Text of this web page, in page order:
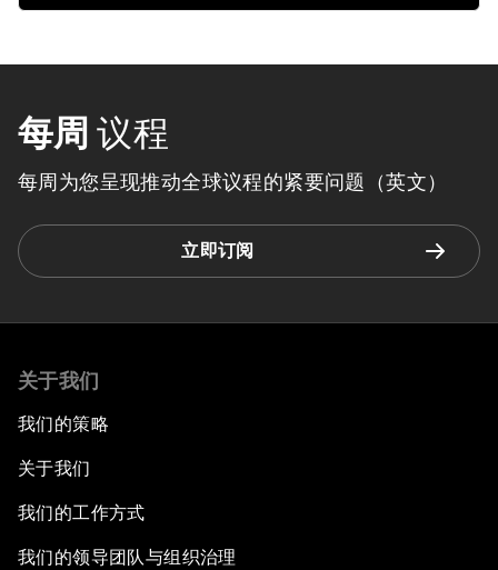
每周 议程
每周为您呈现推动全球议程的紧要问题（英文）
立即订阅
关于我们
我们的策略
关于我们
我们的工作方式
我们的领导团队与组织治理